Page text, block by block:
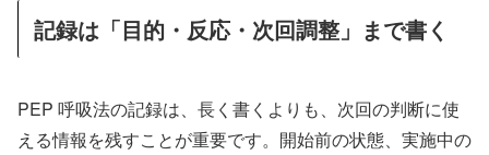
記録は「目的・反応・次回調整」まで書く
PEP 呼吸法の記録は、長く書くよりも、次回の判断に使
える情報を残すことが重要です。開始前の状態、実施中の